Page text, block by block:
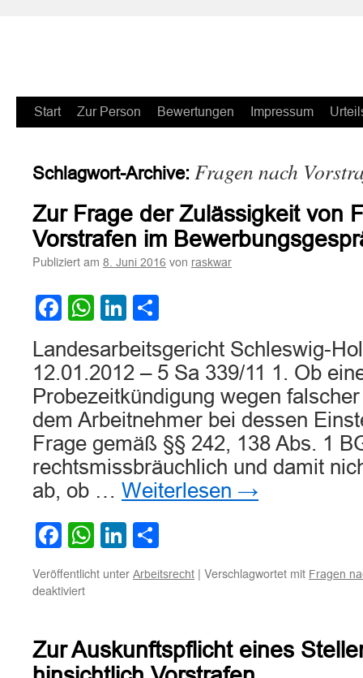
Zum
springen
Start Zur Person Bewertungen Impressum
Schlagwort-Archive: Fragen nach
Zur Frage der Zulässigkeit von
Vorstrafen im
Publiziert am 8. Juni 2016 von raskwar
Facebook
WhatsApp
LinkedIn
Landesarbeitsgericht Schleswig-
12.01.2012 – 5 Sa 339/11 1. Ob
Probezeitkündigung wegen
dem Arbeitnehmer bei dessen
Frage gemäß §§ 242, 138 Abs. 1
rechtsmissbräuchlich und damit
ab, ob … Weiterlesen →
Facebook
WhatsApp
LinkedIn
Veröffentlicht unter Arbeitsrecht | Verschlagwortet mit Fragen
deaktiviertfür
Zulässigkeit
von
Zur Auskunftspflicht eines